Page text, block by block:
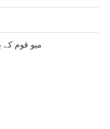
میو قوم کے